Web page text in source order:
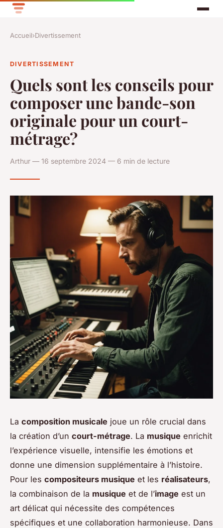
Accueil›Divertissement
DIVERTISSEMENT
Quels sont les conseils pour
composer une bande-son
originale pour un court-
métrage?
Arthur — 16 septembre 2024 — 6 min de lecture
La composition musicale joue un rôle crucial dans
la création d’un court-métrage. La musique enrichit
l’expérience visuelle, intensifie les émotions et
donne une dimension supplémentaire à l’histoire.
Pour les compositeurs musique et les réalisateurs,
la combinaison de la musique et de l’image est un
art délicat qui nécessite des compétences
spécifiques et une collaboration harmonieuse. Dans